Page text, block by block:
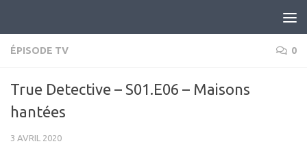
ÉPISODE TV 0
True Detective – S01.E06 – Maisons
hantées
3 AVRIL 2020